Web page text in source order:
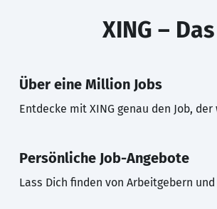
XING –
Über eine Million Jobs
Entdecke mit XING genau den Job,
Persönliche Job-Angebote
Lass Dich finden von Arbeitgebern